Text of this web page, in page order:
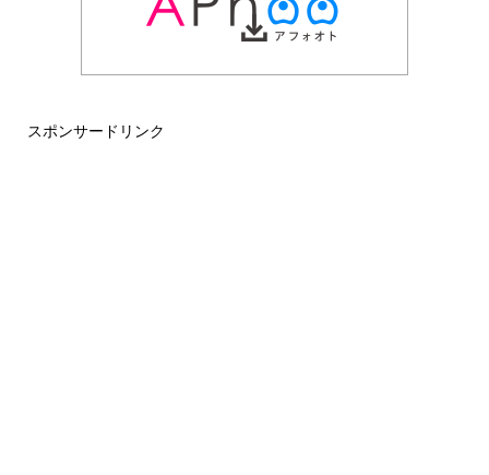
スポンサードリンク